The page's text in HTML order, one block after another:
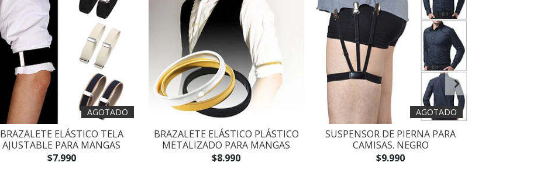
AGOTADO
BRAZALETE ELÁSTICO TELA
AJUSTABLE PARA MANGAS
$7.990
BRAZALETE ELÁSTICO PLÁSTICO
METALIZADO PARA MANGAS
$8.990
AGOTADO
SUSPENSOR DE PIERNA PARA
CAMISAS. NEGRO
$9.990